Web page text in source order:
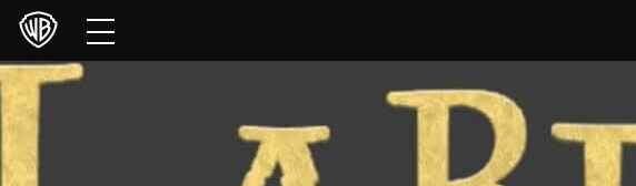
Películas
Juegos y Aplicaciones